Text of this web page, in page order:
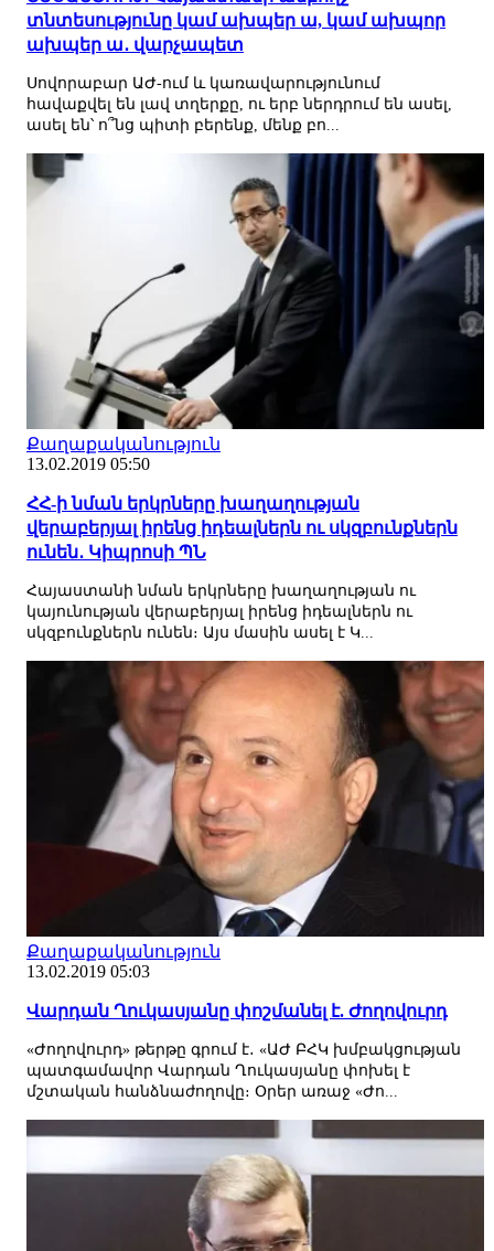
տնտեսությունը կամ ախպեր ա, կամ ախպոր
ախպեր ա․ վարչապետ
Սովորաբար ԱԺ-ում և կառավարությունում
հավաքվել են լավ տղերքը, ու երբ ներդրում են ասել,
ասել են՝ ո՞նց պիտի բերենք, մենք բո...
Քաղաքականություն
13.02.2019 05:50
ՀՀ-ի նման երկրները խաղաղության
վերաբերյալ իրենց իդեալներն ու սկզբունքներն
ունեն․ Կիպրոսի ՊՆ
Հայաստանի նման երկրները խաղաղության ու
կայունության վերաբերյալ իրենց իդեալներն ու
սկզբունքներն ունեն։ Այս մասին ասել է Կ...
Քաղաքականություն
13.02.2019 05:03
Վարդան Ղուկասյանը փոշմանել է. Ժողովուրդ
«Ժողովուրդ» թերթը գրում է․ «ԱԺ ԲՀԿ խմբակցության
պատգամավոր Վարդան Ղուկասյանը փոխել է
մշտական հանձնաժողովը։ Օրեր առաջ «Ժո...